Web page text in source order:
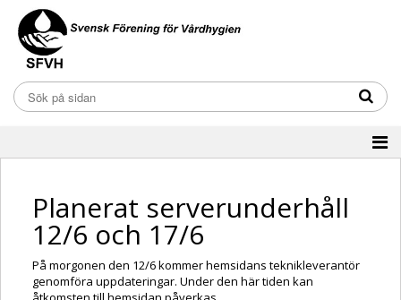
Planerat serverunderhåll
12/6 och 17/6
På morgonen den 12/6 kommer hemsidans teknikleverantör
genomföra uppdateringar. Under den här tiden kan